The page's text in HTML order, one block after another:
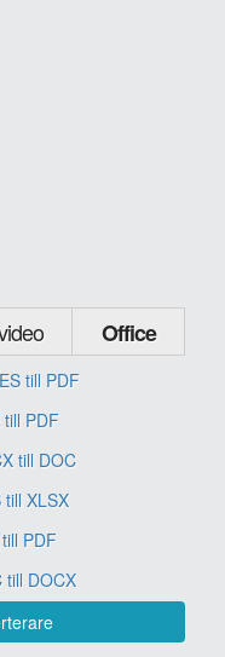
Office
till PDF
till PDF
till DOC
till XLSX
PDF
till DOCX